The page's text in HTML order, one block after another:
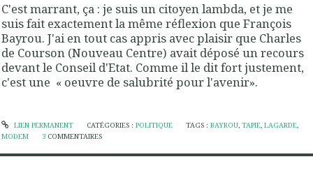
C'est marrant, ça : je suis un citoyen lambda, et je me
suis fait exactement la même réflexion que François
Bayrou. J'ai en tout cas appris avec plaisir que Charles
de Courson (Nouveau Centre) avait déposé un recours
devant le Conseil d'Etat. Comme il le dit fort justement,
c'est une « oeuvre de salubrité pour l'avenir».
LIEN PERMANENT CATÉGORIES : POLITIQUE TAGS :BAYROU ,TAPIE ,LAGARDE
MODEM
3 COMMENTAIRES